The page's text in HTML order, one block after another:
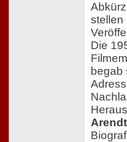
stellen
Die
begab